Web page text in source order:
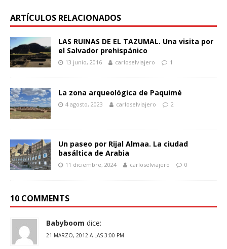
ARTÍCULOS RELACIONADOS
LAS RUINAS DE EL TAZUMAL. Una visita por
el Salvador prehispánico
13 junio, 2016 carloselviajero 1
La zona arqueológica de Paquimé
4 agosto, 2023 carloselviajero 2
Un paseo por Rijal Almaa. La ciudad
basáltica de Arabia
11 diciembre, 2024 carloselviajero 0
10 COMMENTS
Babyboom dice:
21 MARZO, 2012 A LAS 3:00 PM